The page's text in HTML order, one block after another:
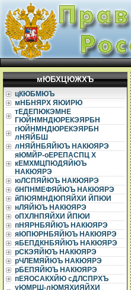
мЮБХЦЮЖХЪ
цКЮБМЮЪ
мНБНЯРХ ЯЮИРЮ
тЕДЕПЮКЭМНЕ
ГЮЙНМНДЮРЕКЭЯРБН
гЮЙНМНДЮРЕКЭЯРБН
лНЯЙБШ
лНЯЙНБЯЙЮЪ НАКЮЯРЭ
яЮМЙР-оЕРЕПАСПЦ Х
кЕМХМЦПЮДЯЙЮЪ
НАКЮЯРЭ
юЛСПЯЙЮЪ НАКЮЯРЭ
бНПНМЕФЯЙЮЪ НАКЮЯРЭ
йПЮЯМНДЮПЯЙХИ ЙПЮИ
нЛЯЙЮЪ НАКЮЯРЭ
оПХЛНПЯЙХИ ЙПЮИ
пНЯРНБЯЙЮЪ НАКЮЯРЭ
яЮПЮРНБЯЙЮЪ НАКЮЯРЭ
яБЕПДКНБЯЙЮЪ НАКЮЯРЭ
рСКЭЯЙЮЪ НАКЮЯРЭ
рЧЛЕМЯЙЮЪ НАКЮЯРЭ
рБЕПЯЙЮЪ НАКЮЯРЭ
пЕЯОСАКХЙЮ сДЛСПРХЪ
уЮМРШ-лЮМЯХИЯЙХИ